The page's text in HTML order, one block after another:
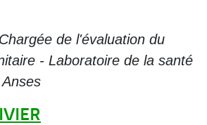
de l'évaluation du
- Laboratoire de la santé